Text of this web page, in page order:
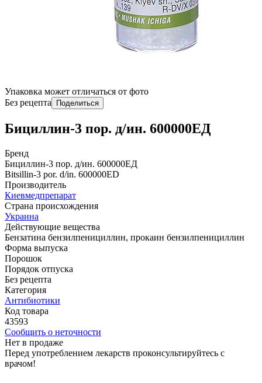
Упаковка может отличаться от фото
Без рецепта
Поделиться
Бициллин-3 пор. д/ин. 600000ЕД
Бренд
Бициллин-3 пор. д/ин. 600000ЕД
Bitsillin-3 por. d/in. 600000ЕD
Производитель
Киевмедпрепарат
Страна происхождения
Украина
Действующие вещества
Бензатина бензилпенициллин, прокаин бензилпенициллин
Форма выпуска
Порошок
Порядок отпуска
Без рецепта
Категория
Антибиотики
Код товара
43593
Сообщить о неточности
Нет в продаже
Перед употреблением лекарств проконсультируйтесь с
врачом!